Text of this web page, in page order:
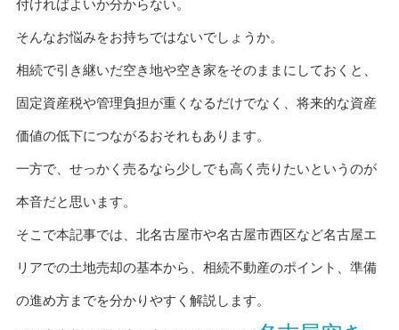
付ければよいか分からない。
そんなお悩みをお持ちではないでしょうか。
相続で引き継いだ空き地や空き家をそのままにしておくと、
固定資産税や管理負担が重くなるだけでなく、将来的な資産
価値の低下につながるおそれもあります。
一方で、せっかく売るなら少しでも高く売りたいというのが
本音だと思います。
そこで本記事では、北名古屋市や名古屋市西区など名古屋エ
リアでの土地売却の基本から、相続不動産のポイント、準備
の進め方までを分かりやすく解説します。